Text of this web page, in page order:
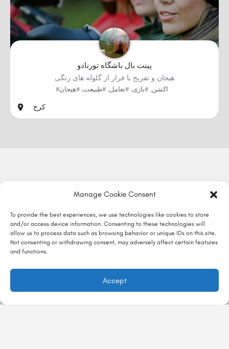
Manage Cookie Consent
To provide the best experiences, we use technologies like cookies to store
and/or access device information. Consenting to these technologies will
allow us to process data such as browsing behavior or unique IDs on this site.
Not consenting or withdrawing consent, may adversely affect certain features
and functions.
Accept
پینت بال باشگاه تورنادو
هیجان و تفریح با فرار از گلوله های رنگی
#اکشن, #بازی, #تعامل, #طبیعت, #هیجان
کرج